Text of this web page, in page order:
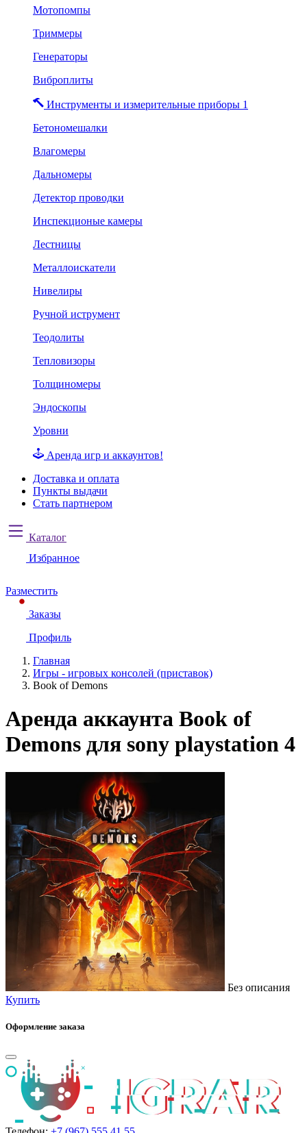
Мотопомпы
Триммеры
Генераторы
Виброплиты
Инструменты и измерительные приборы 1
Бетономешалки
Влагомеры
Дальномеры
Детектор проводки
Инспекционые камеры
Лестницы
Металлоискатели
Нивелиры
Ручной иструмент
Теодолиты
Тепловизоры
Толщиномеры
Эндоскопы
Уровни
Аренда игр и аккаунтов!
Доставка и оплата
Пункты выдачи
Стать партнером
Каталог
Избранное
Разместить
Заказы
Профиль
Главная
Игры - игровых консолей (приставок)
Book of Demons
Аренда аккаунта Book of
Demons для sony playstation 4
Без описания
Купить
Оформление заказа